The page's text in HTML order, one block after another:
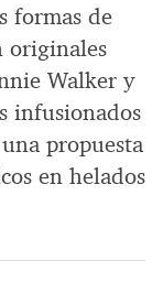
formas de
originales
Walker y
infusionados
propuesta
en helados